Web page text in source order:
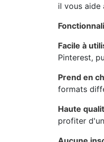
il vous aide
Facile à
Pinterest,
Prend en
formats
Haute
profiter